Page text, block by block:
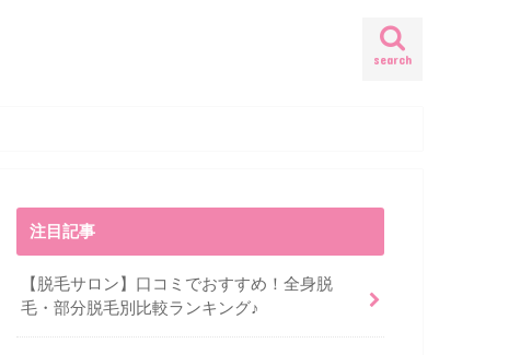
search
注目記事
【脱毛サロン】口コミでおすすめ！全身脱
毛・部分脱毛別比較ランキング♪